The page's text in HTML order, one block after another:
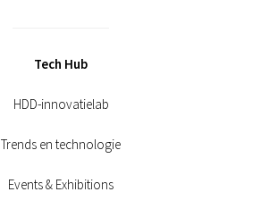
Tech Hub
HDD-innovatielab
Trends en technologie
Events & Exhibitions